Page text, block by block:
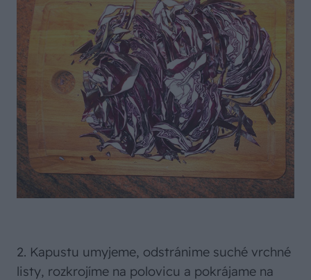
2. Kapustu umyjeme, odstránime suché vrchné
listy, rozkrojíme na polovicu a pokrájame na